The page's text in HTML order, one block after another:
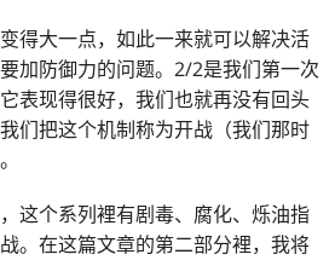
得大一点，如此一来就可以解决活
加防御力的问题。2/2是我们第一次
表现得很好，我们也就再没有回头
们把这个机制称为开战（我们那时
这个系列裡有剧毒、腐化、烁油指
。在这篇文章的第二部分裡，我将